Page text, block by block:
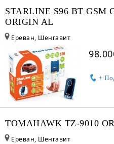
STARLINE S96 BT GSM
ORIGIN AL
+
Ереван, Шенгавит
TOMAHAWK TZ-9010
Ереван, Шенгавит